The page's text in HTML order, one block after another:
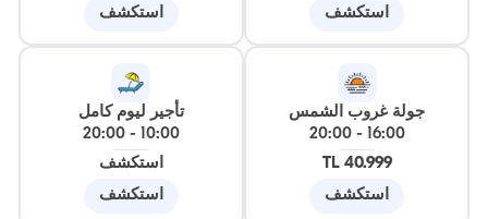
استكشف
استكشف
جولة غروب الشمس
16:00
-
20:00
40.999 TL
استكشف
تأجير ليوم كامل
10:00
-
20:00
استكشف
استكشف